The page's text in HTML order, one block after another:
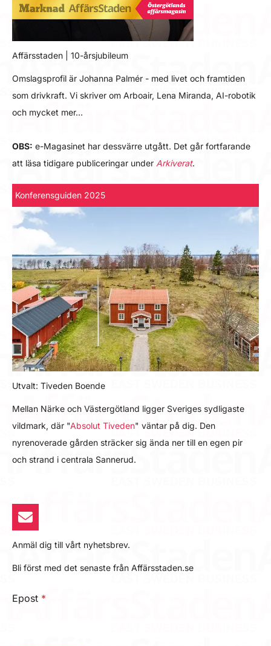
Affärsstaden | 10-årsjubileum
Omslagsprofil är Johanna Palmér - med livet och framtiden
som drivkraft. Vi skriver om Arboair, Lena Miranda, AI-robotik
och mycket mer…
OBS: e-Magasinet har dessvärre utgått. Det går fortfarande
att läsa tidigare publiceringar under Arkiverat.
Konferensguiden 2025
Utvalt: Tiveden Boende
Mellan Närke och Västergötland ligger Sveriges sydligaste
vildmark, där "Absolut Tiveden" väntar på dig. Den
nyrenoverade gården sträcker sig ända ner till en egen pir
och strand i centrala Sannerud.
Anmäl dig till vårt nyhetsbrev.
Bli först med det senaste från Affärsstaden.se
Epost *